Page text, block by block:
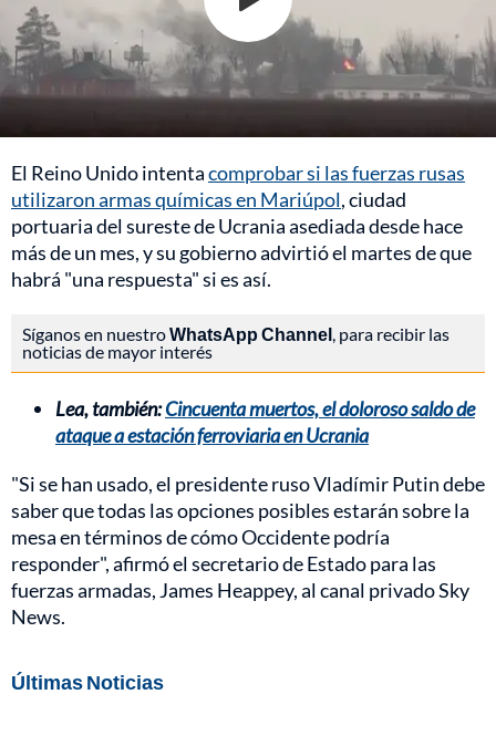
El Reino Unido intentacomprobar si las fuerzas rusas
utilizaron armas químicas en Mariúpol, ciudad
portuaria del sureste de Ucrania asediada desde hace
más de un mes, y su gobierno advirtió el martes de que
habrá "una respuesta" si es así.
Síganos en nuestroWhatsApp Channel , para recibir las
noticias de mayor interés
Lea, también:Cincuenta muertos, el doloroso saldo de
ataque a estación ferroviaria en Ucrania
"Si se han usado, el presidente ruso Vladímir Putin debe
saber que todas las opciones posibles estarán sobre la
mesa en términos de cómo Occidente podría
responder", afirmó el secretario de Estado para las
fuerzas armadas, James Heappey, al canal privado Sky
News.
Últimas Noticias